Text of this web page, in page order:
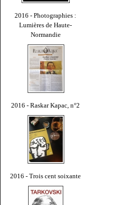
2016 - Photographies :
Lumières de Haute-
Normandie
2016 - Raskar Kapac, n°2
2016 - Trois cent soixante